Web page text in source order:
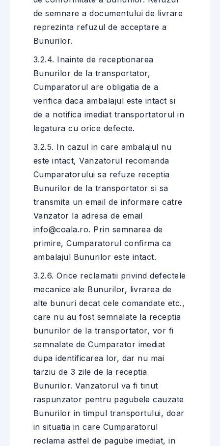
de semnare a documentului de livrare
reprezinta refuzul de acceptare a
Bunurilor.
3.2.4. Inainte de receptionarea
Bunurilor de la transportator,
Cumparatorul are obligatia de a
verifica daca ambalajul este intact si
de a notifica imediat transportatorul in
legatura cu orice defecte.
3.2.5. In cazul in care ambalajul nu
este intact, Vanzatorul recomanda
Cumparatorului sa refuze receptia
Bunurilor de la transportator si sa
transmita un email de informare catre
Vanzator la adresa de email
info@coala.ro. Prin semnarea de
primire, Cumparatorul confirma ca
ambalajul Bunurilor este intact.
3.2.6. Orice reclamatii privind defectele
mecanice ale Bunurilor, livrarea de
alte bunuri decat cele comandate etc.,
care nu au fost semnalate la receptia
bunurilor de la transportator, vor fi
semnalate de Cumparator imediat
dupa identificarea lor, dar nu mai
tarziu de 3 zile de la receptia
Bunurilor. Vanzatorul va fi tinut
raspunzator pentru pagubele cauzate
Bunurilor in timpul transportului, doar
in situatia in care Cumparatorul
reclama astfel de pagube imediat, in